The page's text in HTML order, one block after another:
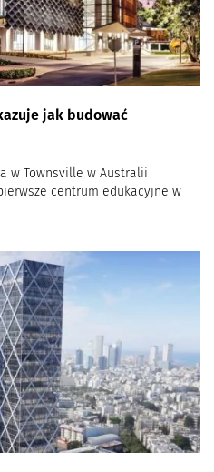
jak budować
w Townsville w Australii
centrum edukacyjne w